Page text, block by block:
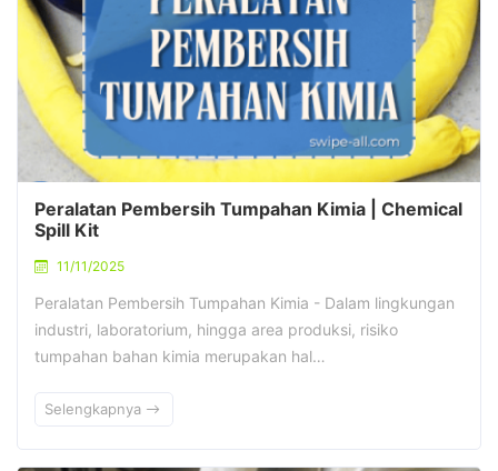
Peralatan Pembersih Tumpahan Kimia | Chemical
Spill Kit
11/11/2025
Peralatan Pembersih Tumpahan Kimia - Dalam lingkungan
industri, laboratorium, hingga area produksi, risiko
tumpahan bahan kimia merupakan hal…
Selengkapnya